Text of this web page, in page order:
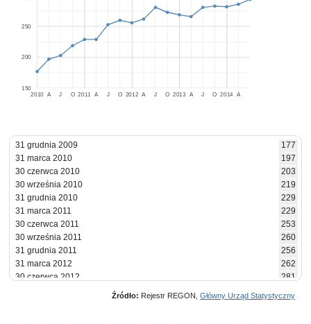
2010 2011 2012 2013 2014
A J O A J O A J O A J O A
150
200
250
31 grudnia 2009
177
31 marca 2010
197
30 czerwca 2010
203
30 września 2010
219
31 grudnia 2010
229
31 marca 2011
229
30 czerwca 2011
253
30 września 2011
260
31 grudnia 2011
256
31 marca 2012
262
30 czerwca 2012
281
Źródło: Rejestr REGON, Główny Urząd Statystyczny